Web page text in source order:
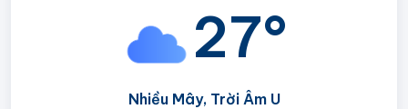
27°
Nhiều Mây, Trời Âm U